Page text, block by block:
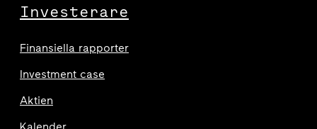
Investerare
Finansiella rapporter
Investment case
Aktien